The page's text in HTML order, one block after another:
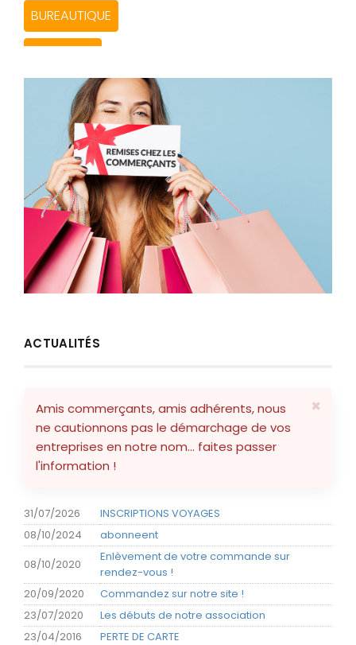
BUREAUTIQUE
CARTES & COFFRETS CADEAUX CE
CARTES ACHATS
CHOCOLATS FINS
COMMANDE SUR LE SITE
CONTROLE TECHNIQUE
GASTRONOMIE &VINS & DOSETTES CAFÉ
OPTIQUE CHABRIS
PARFUMERIE
PARTENARIATS
SERVICES À LA PERSONNE
SPECTACLES & SORTIES
SPORTS MÉCANIQUES + SPORT
ACTUALITÉS
×
Amis commerçants, amis adhérents, nous
ne cautionnons pas le démarchage de vos
entreprises en notre nom... faites passer
l'information !
31/07/2026
INSCRIPTIONS VOYAGES
08/10/2024
abonneent
08/10/2020
Enlèvement de votre commande sur
rendez-vous !
20/09/2020
Commandez sur notre site !
23/07/2020
Les débuts de notre association
23/04/2016
PERTE DE CARTE